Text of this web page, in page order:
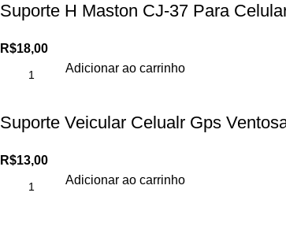
Suporte H Maston CJ-37 Para
R$18,00
Adicionar ao carrinho
Suporte Veicular Celualr Gps
R$13,00
Adicionar ao carrinho